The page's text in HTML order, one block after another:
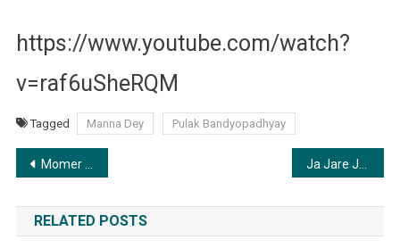
https://www.youtube.com/watch?
v=raf6uSheRQM
Tagged Manna Dey Pulak Bandyopadhyay
Post
navigation
Momer Putul Momir Desher Meye | মোমের পুতুল মমীর দেশের মেয়ে
RELATED POSTS